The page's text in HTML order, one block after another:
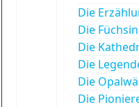
Die
Die Füchsin
Die
Die
Die
Die